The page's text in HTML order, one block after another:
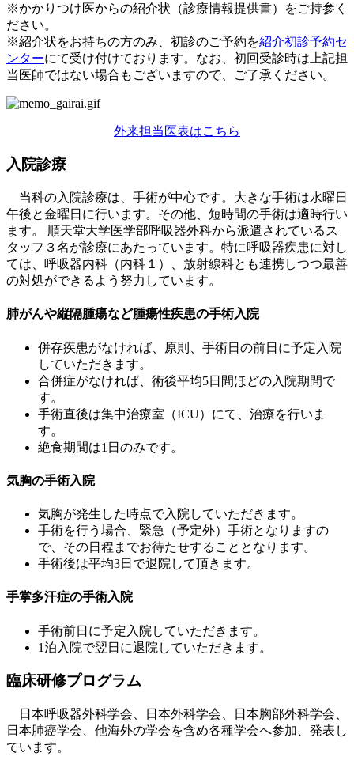
※かかりつけ医からの紹介状（診療情報提供書）をご持参く
ださい。
※紹介状をお持ちの方のみ、初診のご予約を紹介初診予約セ
ンターにて受け付けております。なお、初回受診時は上記担
当医師ではない場合もございますので、ご了承ください。
外来担当医表はこちら
入院診療
当科の入院診療は、手術が中心です。大きな手術は水曜日
午後と金曜日に行います。その他、短時間の手術は適時行い
ます。 順天堂大学医学部呼吸器外科から派遣されているス
タッフ３名が診療にあたっています。特に呼吸器疾患に対し
ては、呼吸器内科（内科１）、放射線科とも連携しつつ最善
の対処ができるよう努力しています。
肺がんや縦隔腫瘍など腫瘍性疾患の手術入院
併存疾患がなければ、原則、手術日の前日に予定入院
していただきます。
合併症がなければ、術後平均5日間ほどの入院期間で
す。
手術直後は集中治療室（ICU）にて、治療を行いま
す。
絶食期間は1日のみです。
気胸の手術入院
気胸が発生した時点で入院していただきます。
手術を行う場合、緊急（予定外）手術となりますの
で、その日程までお待たせすることとなります。
手術後は平均3日で退院して頂きます。
手掌多汗症の手術入院
手術前日に予定入院していただきます。
1泊入院で翌日に退院していただきます。
臨床研修プログラム
日本呼吸器外科学会、日本外科学会、日本胸部外科学会、
日本肺癌学会、他海外の学会を含め各種学会へ参加、発表し
ています。